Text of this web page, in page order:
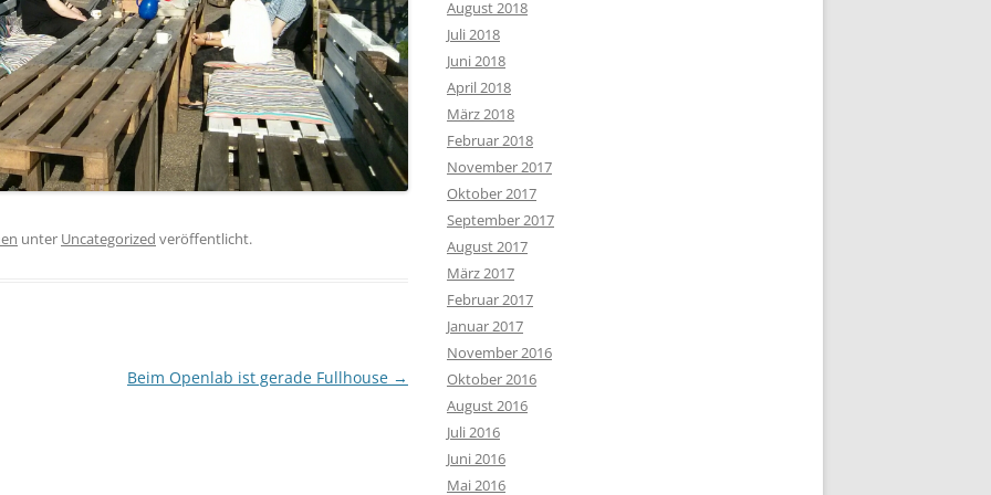
unter Uncategorized veröffentlicht.
Beim Openlab ist gerade Fullhouse →
August 2018
Juli 2018
Juni 2018
April 2018
März 2018
Februar 2018
November 2017
Oktober 2017
September 2017
August 2017
März 2017
Februar 2017
Januar 2017
November 2016
Oktober 2016
August 2016
Juli 2016
Juni 2016
Mai 2016